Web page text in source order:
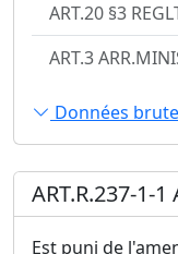
ART.20 §3
ART.3
Données
ART.R.237-1-1
Est puni de